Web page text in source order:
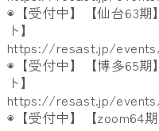
◉【受付中】【仙台63期
ト】
https://resast.jp/
◉【受付中】【博多65期
ト】
https://resast.jp/
◉【受付中】【zoom64